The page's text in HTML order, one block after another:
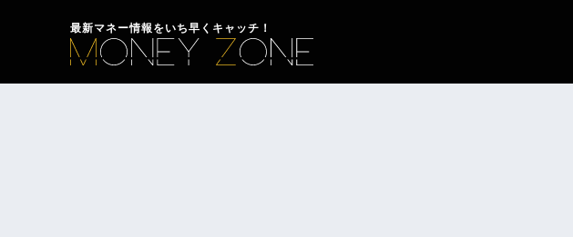
最新マネー情報をいち早くキャッチ！